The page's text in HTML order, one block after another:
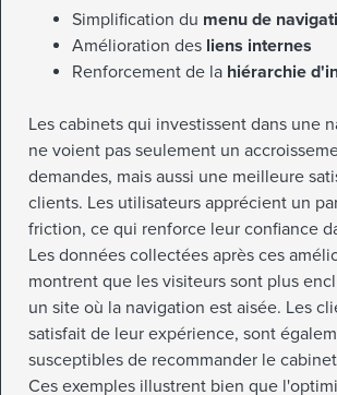
Simplification du menu de
Amélioration des liens internes
Renforcement de la hiérarchie
Les cabinets qui investissent dans une
ne voient pas seulement un
demandes, mais aussi une meilleure
clients. Les utilisateurs apprécient un
friction, ce qui renforce leur confiance
Les données collectées après ces
montrent que les visiteurs sont plus
un site où la navigation est aisée. Les
satisfait de leur expérience, sont
susceptibles de recommander le
Ces exemples illustrent bien que